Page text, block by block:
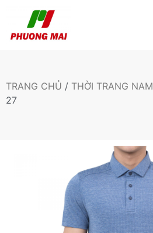
TRANG CHỦ / THỜI TRANG NAM
27